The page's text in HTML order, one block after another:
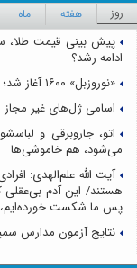
روز هفته ماه
ادامه رشد؟
«نوروزبل» ۱۶۰۰ آغاز شد؛ گیلانیان وارد قرن هفدهم دیلمی شدند
اسامی ژل‌های غیر
اتو، جاروبرقی و
می‌شود، هم خاموشی‌ها
آیت الله علم‌الهدی:
پس ما شکست خورده‌ایم،
نتایج آزمون مدارس سمپاد